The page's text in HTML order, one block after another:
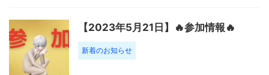
【2023年5月21日】🔥参加情報🔥
新着のお知らせ